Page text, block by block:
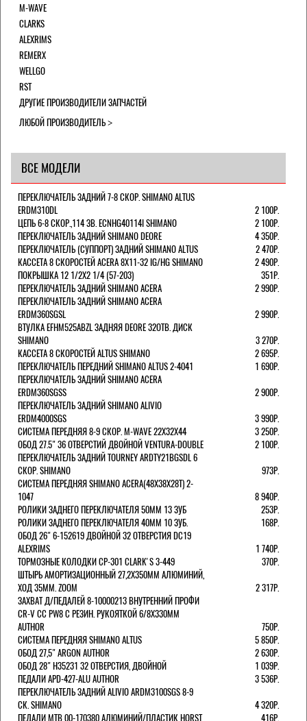
M-WAVE
CLARKS
ALEXRIMS
REMERX
WELLGO
RST
ДРУГИЕ ПРОИЗВОДИТЕЛИ ЗАПЧАСТЕЙ
ЛЮБОЙ ПРОИЗВОДИТЕЛЬ
ВСЕ МОДЕЛИ
ПЕРЕКЛЮЧАТЕЛЬ ЗАДНИЙ 7-8 СКОР. SHIMANO ALTUS
ERDM310DL
2 100Р.
ЦЕПЬ 6-8 СКОР.,114 ЗВ. ECNHG40114I SHIMANO
2 100Р.
ПЕРЕКЛЮЧАТЕЛЬ ЗАДНИЙ SHIMANO DEORE
4 350Р.
ПЕРЕКЛЮЧАТЕЛЬ (СУППОРТ) ЗАДНИЙ SHIMANO ALTUS
2 470Р.
КАССЕТА 8 СКОРОСТЕЙ ACERA 8Х11-32 IG/HG SHIMANO
2 490Р.
ПОКРЫШКА 12 1/2X2 1/4 (57-203)
351Р.
ПЕРЕКЛЮЧАТЕЛЬ ЗАДНИЙ SHIMANO ACERA
2 990Р.
ПЕРЕКЛЮЧАТЕЛЬ ЗАДНИЙ SHIMANO ACERA
ERDM360SGSL
2 990Р.
ВТУЛКА EFHM525ABZL ЗАДНЯЯ DEORE 32ОТВ. ДИСК
SHIMANO
3 270Р.
КАССЕТА 8 СКОРОСТЕЙ ALTUS SHIMANO
2 695Р.
ПЕРЕКЛЮЧАТЕЛЬ ПЕРЕДНИЙ SHIMANO ALTUS 2-4041
1 690Р.
ПЕРЕКЛЮЧАТЕЛЬ ЗАДНИЙ SHIMANO ACERA
ERDM360SGSS
2 900Р.
ПЕРЕКЛЮЧАТЕЛЬ ЗАДНИЙ SHIMANO ALIVIO
ERDM4000SGS
3 990Р.
СИСТЕМА ПЕРЕДНЯЯ 8-9 СКОР. M-WAVE 22Х32Х44
3 250Р.
ОБОД 27.5" 36 ОТВЕРСТИЙ ДВОЙНОЙ VENTURA-DOUBLE
2 100Р.
ПЕРЕКЛЮЧАТЕЛЬ ЗАДНИЙ TOURNEY ARDTY21BGSDL 6
СКОР. SHIMANO
973Р.
СИСТЕМА ПЕРЕДНЯЯ SHIMANO ACERA(48Х38Х28Т) 2-
1047
8 940Р.
РОЛИКИ ЗАДНЕГО ПЕРЕКЛЮЧАТЕЛЯ 50ММ 13 ЗУБ
253Р.
РОЛИКИ ЗАДНЕГО ПЕРЕКЛЮЧАТЕЛЯ 40ММ 10 ЗУБ.
168Р.
ОБОД 26" 6-152619 ДВОЙНОЙ 32 ОТВЕРСТИЯ DC19
ALEXRIMS
1 740Р.
ТОРМОЗНЫЕ КОЛОДКИ CP-301 CLARK'S 3-449
370Р.
ШТЫРЬ АМОРТИЗАЦИОННЫЙ 27,2Х350ММ АЛЮМИНИЙ,
ХОД 35ММ. ZOOM
2 317Р.
ЗАХВАТ Д/ПЕДАЛЕЙ 8-10000213 ВНУТРЕННИЙ ПРОФИ
CR-V CC PW8 С РЕЗИН. РУКОЯТКОЙ 6/8X330ММ
AUTHOR
750Р.
СИСТЕМА ПЕРЕДНЯЯ SHIMANO ALTUS
5 850Р.
ОБОД 27,5" ARGON AUTHOR
2 630Р.
ОБОД 28" H35231 32 ОТВЕРСТИЯ, ДВОЙНОЙ
1 039Р.
ПЕДАЛИ APD-427-ALU AUTHOR
3 536Р.
ПЕРЕКЛЮЧАТЕЛЬ ЗАДНИЙ ALIVIO ARDM3100SGS 8-9
СК. SHIMANO
4 320Р.
ПЕДАЛИ MTB 00-170380 АЛЮМИНИЙ/ПЛАСТИК HORST
416Р.